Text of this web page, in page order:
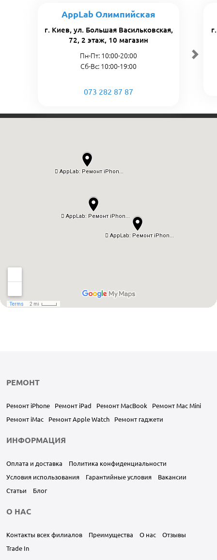
AppLab Олимпийская
г. Киев, ул. Большая Васильковская,
72, 2 этаж, 10 магазин
Пн-Пт: 10:00-20:00
Сб-Вс: 10:00-19:00
073 282 87 87
РЕМОНТ
Ремонт iPhone Ремонт iPad Ремонт MacBook
Ремонт Mac Mini
Ремонт iMac
Ремонт Apple Watch Ремонт гаджети
ИНФОРМАЦИЯ
Оплата и доставка
Политика конфиденциальности
Условия использования
Гарантийные условия
Вакансии
Статьи
Блог
О НАС
Контакты всех филиалов Преимущества О нас
Отзывы
Trade In